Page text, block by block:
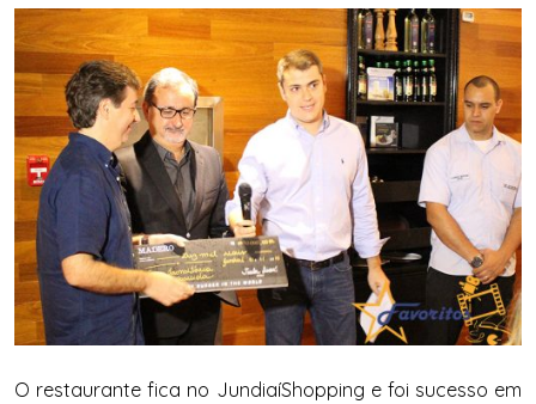
O restaurante fica no JundiaíShopping e foi sucesso em